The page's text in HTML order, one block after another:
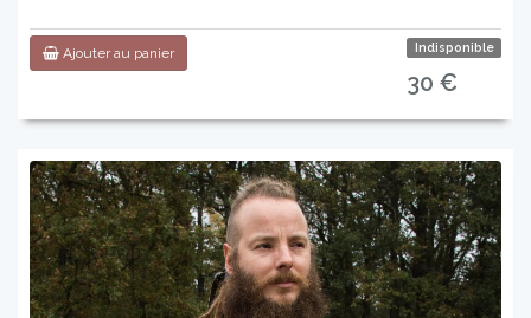
Ajouter au panier Indisponible
30 €